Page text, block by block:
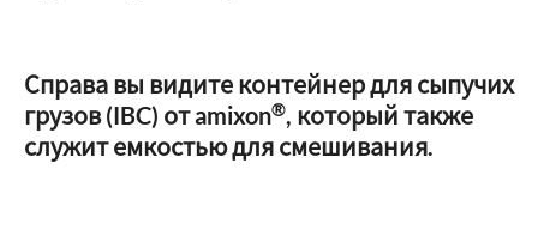
Справа вы видите контейнер для сыпучих
грузов (IBC) от amixon®, который также
служит емкостью для смешивания.